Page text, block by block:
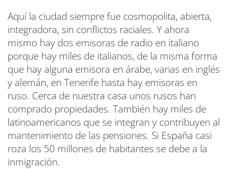
Aquí la ciudad siempre fue cosmopolita, abierta,
integradora, sin conflictos raciales. Y ahora
mismo hay dos emisoras de radio en italiano
porque hay miles de italianos, de la misma forma
que hay alguna emisora en árabe, varias en inglés
y alemán, en Tenerife hasta hay emisoras en
ruso. Cerca de nuestra casa unos rusos han
comprado propiedades. También hay miles de
latinoamericanos que se integran y contribuyen al
mantenimiento de las pensiones. Si España casi
roza los 50 millones de habitantes se debe a la
inmigración.